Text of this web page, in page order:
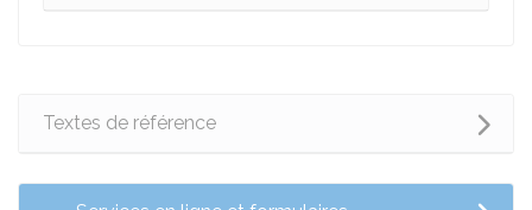
Textes de référence